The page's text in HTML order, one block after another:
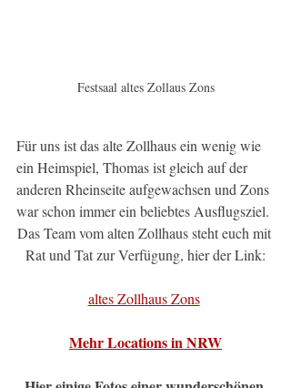
Festsaal altes Zollaus Zons
Für uns ist das alte Zollhaus ein wenig wie
ein Heimspiel, Thomas ist gleich auf der
anderen Rheinseite aufgewachsen und Zons
war schon immer ein beliebtes Ausflugsziel.
Das Team vom alten Zollhaus steht euch mit
Rat und Tat zur Verfügung, hier der Link:
altes Zollhaus Zons
Mehr Locations in NRW